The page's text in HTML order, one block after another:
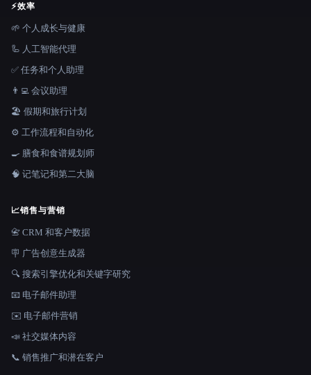
⚡效率
🌱 个人成长与健康
🦾 人工智能代理
✅ 任务和个人助理
👨‍💻 会议助理
🏖 假期和旅行计划
⚙️ 工作流程和自动化
🍳 膳食和食谱规划师
🧠 记笔记和第二大脑
📈销售与营销
📇 CRM 和客户数据
🪧 广告创意生成器
🔍 搜索引擎优化和关键字研究
📧 电子邮件助理
✉️ 电子邮件营销
📣 社交媒体内容
📞 销售推广和潜在客户